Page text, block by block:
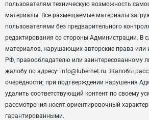
пользователям техническую возможность
материалы. Все размещаемые материалы
пользователями без предварительного
редактирования со стороны Администрации. В
материалов, нарушающих авторские права или
РФ, правообладателю или заинтересованному
жалобу по адресу: info@lubernet.ru. Жалобы
очерёдности; при подтверждении нарушения
удалить соответствующий контент по своему
рассмотрения носят ориентировочный
гарантированными.